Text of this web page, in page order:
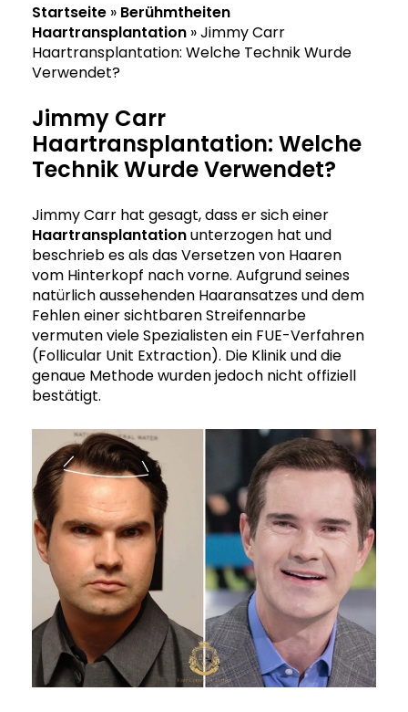
Startseite » Berühmtheiten
Haartransplantation »Jimmy Carr
Haartransplantation: Welche Technik Wurde
Verwendet?
Jimmy Carr
Haartransplantation: Welche
Technik Wurde Verwendet?
Jimmy Carr hat gesagt, dass er sich einer
Haartransplantationunterzogen hat und
beschrieb es als das Versetzen von Haaren
vom Hinterkopf nach vorne. Aufgrund seines
natürlich aussehenden Haaransatzes und dem
Fehlen einer sichtbaren Streifennarbe
vermuten viele Spezialisten ein FUE-Verfahren
(Follicular Unit Extraction). Die Klinik und die
genaue Methode wurden jedoch nicht offiziell
bestätigt.